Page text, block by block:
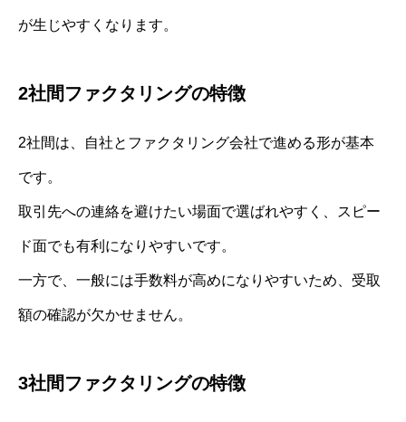
が生じやすくなります。
2社間ファクタリングの特徴
2社間は、自社とファクタリング会社で進める形が基本
です。
取引先への連絡を避けたい場面で選ばれやすく、スピー
ド面でも有利になりやすいです。
一方で、一般には手数料が高めになりやすいため、受取
額の確認が欠かせません。
3社間ファクタリングの特徴